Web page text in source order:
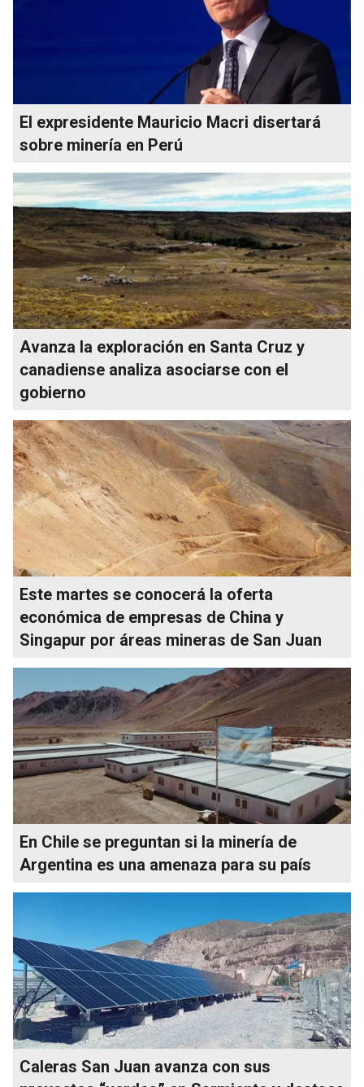
El expresidente Mauricio Macri disertará
sobre minería en Perú
Avanza la exploración en Santa Cruz y
canadiense analiza asociarse con el
gobierno
Este martes se conocerá la oferta
económica de empresas de China y
Singapur por áreas mineras de San Juan
En Chile se preguntan si la minería de
Argentina es una amenaza para su país
Caleras San Juan avanza con sus